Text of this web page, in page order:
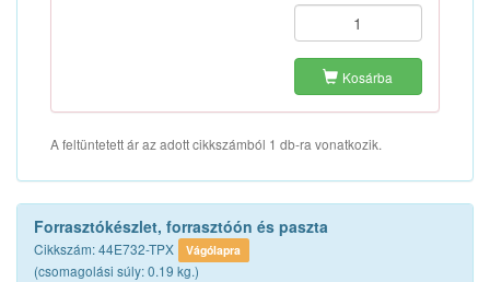
Kosárba
A feltüntetett ár az adott cikkszámból 1 db-ra vonatkozik.
Forrasztókészlet, forrasztóón és paszta
Cikkszám: 44E732-TPX Vágólapra
(csomagolási súly: 0.19 kg.)